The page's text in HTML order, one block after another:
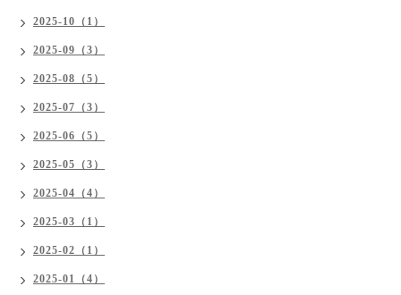
2025-10（1）
2025-09（3）
2025-08（5）
2025-07（3）
2025-06（5）
2025-05（3）
2025-04（4）
2025-03（1）
2025-02（1）
2025-01（4）